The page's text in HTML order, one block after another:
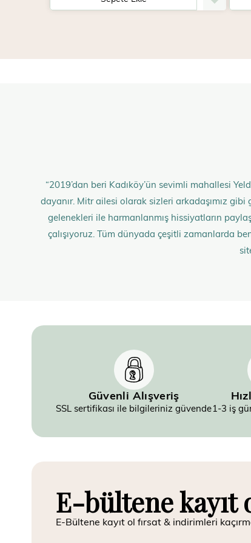
“2019’dan beri Kadıköy’ün sevimli mahallesi
dayanır. Mitr ailesi olarak sizleri arkadaşımız
gelenekleri ile harmanlanmış hissiyatların
çalışıyoruz. Tüm dünyada çeşitli zamanlarda
Güvenli Alışveriş
SSL sertifikası ile bilgileriniz güvende1-3 iş
E-bültene kayıt
E-Bültene kayıt ol fırsat & indirimleri